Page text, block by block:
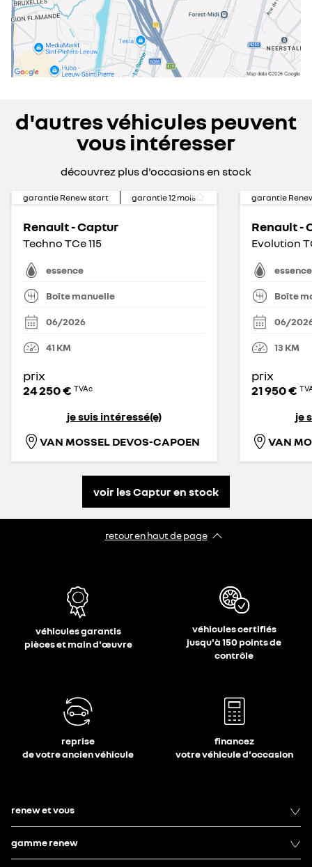
d'autres véhicules peuvent
vous intéresser
découvrez plus d'occasions en stock
garantie Renew start garantie12 mois
Renault - Captur
Techno TCe 115
essence
Boîte manuelle
06/2026
41 KM
prix
24 250 € TVAc
je suis intéressé(e)
VAN MOSSEL DEVOS-CAPOEN
garantie
Renault -
Evolution
essence
Boîte
06/
13 KM
prix
21 950 €
je
VAN
voir les Captur en stock
retour en haut de page​
véhicules garantis
pièces et main d'œuvre
véhicules certifiés
jusqu'à 150 points de
contrôle
reprise
de votre ancien véhicule
financez
votre véhicule d'occasion
renew et vous
gamme renew